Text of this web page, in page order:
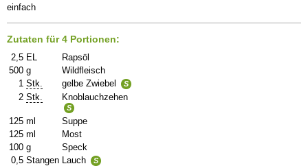
einfach
Zutaten für 4 Portionen:
2,5 EL
Rapsöl
500 g
Wildfleisch
1 Stk. gelbe Zwiebel S
2 Stk. Knoblauchzehen
S
125 ml
Suppe
125 ml
Most
100 g
Speck
0,5 Stangen Lauch S